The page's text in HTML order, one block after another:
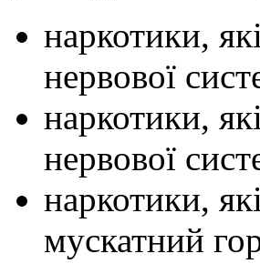
наркотики,
нервової
наркотики,
нервової
наркотики,
мускатний